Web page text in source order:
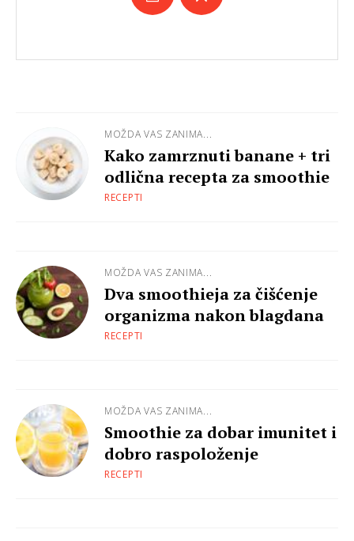
MOŽDA VAS ZANIMA...
Kako zamrznuti banane + tri
odlična recepta za smoothie
RECEPTI
MOŽDA VAS ZANIMA...
Dva smoothieja za čišćenje
organizma nakon blagdana
RECEPTI
MOŽDA VAS ZANIMA...
Smoothie za dobar imunitet i
dobro raspoloženje
RECEPTI